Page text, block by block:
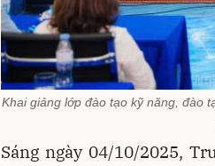
Khai giảng lớp đào tạo kỹ năng, đào
Sáng ngày 04/10/2025,